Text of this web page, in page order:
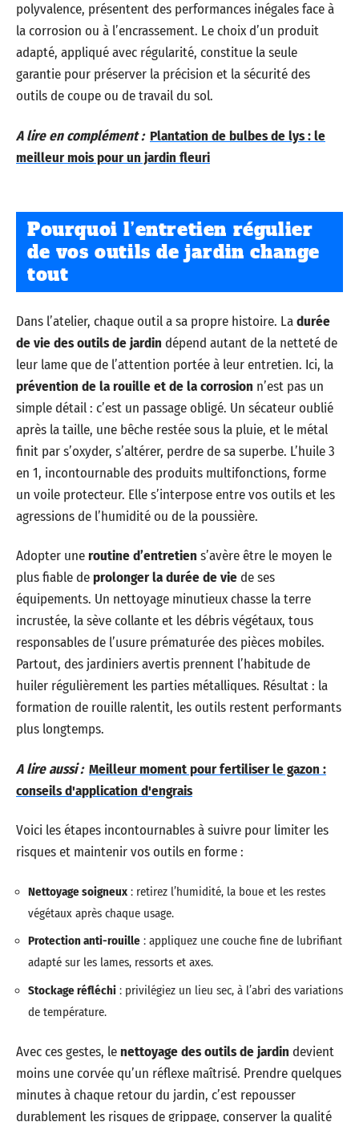
polyvalence, présentent des performances inégales face à
la corrosion ou à l’encrassement. Le choix d’un produit
adapté, appliqué avec régularité, constitue la seule
garantie pour préserver la précision et la sécurité des
outils de coupe ou de travail du sol.
A lire en complément : Plantation de bulbes de lys : le
meilleur mois pour un jardin fleuri
Pourquoi l’entretien régulier
de vos outils de jardin change
tout
Dans l’atelier, chaque outil a sa propre histoire. Ladurée
de vie des outils de jardin dépend autant de la netteté de
leur lame que de l’attention portée à leur entretien. Ici, la
prévention de la rouille et de la corrosion n’est pas un
simple détail : c’est un passage obligé. Un sécateur oublié
après la taille, une bêche restée sous la pluie, et le métal
finit par s’oxyder, s’altérer, perdre de sa superbe. L’huile 3
en 1, incontournable des produits multifonctions, forme
un voile protecteur. Elle s’interpose entre vos outils et les
agressions de l’humidité ou de la poussière.
Adopter uneroutine d’entretien s’avère être le moyen le
plus fiable deprolonger la durée de viede ses
équipements. Un nettoyage minutieux chasse la terre
incrustée, la sève collante et les débris végétaux, tous
responsables de l’usure prématurée des pièces mobiles.
Partout, des jardiniers avertis prennent l’habitude de
huiler régulièrement les parties métalliques. Résultat : la
formation de rouille ralentit, les outils restent performants
plus longtemps.
A lire aussi : Meilleur moment pour fertiliser le gazon :
conseils d'application d'engrais
Voici les étapes incontournables à suivre pour limiter les
risques et maintenir vos outils en forme :
Nettoyage soigneux : retirez l’humidité, la boue et les restes
végétaux après chaque usage.
Protection anti-rouille : appliquez une couche fine de lubrifiant
adapté sur les lames, ressorts et axes.
Stockage réfléchi : privilégiez un lieu sec, à l’abri des variations
de température.
Avec ces gestes, lenettoyage des outils de jardin devient
moins une corvée qu’un réflexe maîtrisé. Prendre quelques
minutes à chaque retour du jardin, c’est repousser
durablement les risques de grippage, conserver la qualité